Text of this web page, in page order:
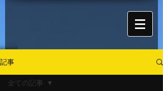
記事
全ての記事